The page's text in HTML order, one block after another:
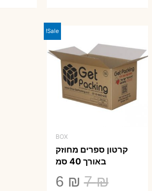
Sale!
BOX
קרטון ספרים מחוזק
באורך 40 סמ
7₪
המחיר
6 ₪